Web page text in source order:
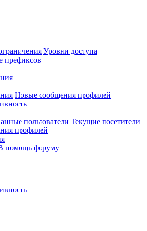
Уровни доступа
префиксов
Новые сообщения профилей
пользователи Текущие посетители
профилей
помощь форуму